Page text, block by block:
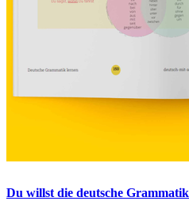
Du willst die deutsche